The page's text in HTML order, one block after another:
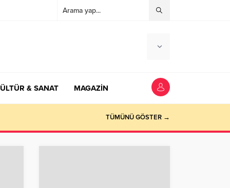
& SANAT MAGAZİN
TÜMÜNÜ GÖSTER →